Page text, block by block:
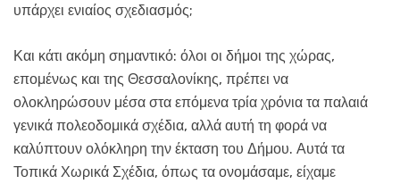
υπάρχει ενιαίος σχεδιασμός;
Και κάτι ακόμη σημαντικό: όλοι οι δήμοι της χώρας,
επομένως και της Θεσσαλονίκης, πρέπει να
ολοκληρώσουν μέσα στα επόμενα τρία χρόνια τα παλαιά
γενικά πολεοδομικά σχέδια, αλλά αυτή τη φορά να
καλύπτουν ολόκληρη την έκταση του Δήμου. Αυτά τα
Τοπικά Χωρικά Σχέδια, όπως τα ονομάσαμε, είχαμε